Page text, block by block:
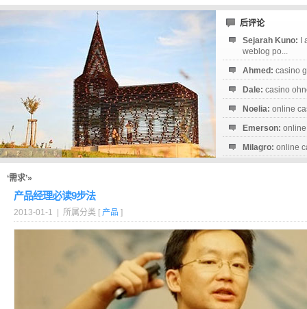
后评论
Sejarah Kuno:
weblog po...
Ahmed: casino
Dale: casino
Noelia: online
Emerson:
Milagro: online
‘需求’»
产品经理必读9步法
2013-01-1 | 所属分类 [ 产品 ]